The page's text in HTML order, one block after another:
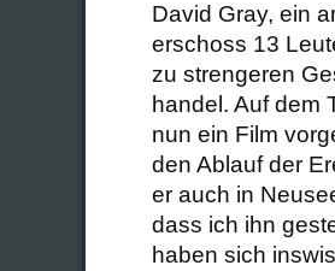
David Gray, ein
erschoss 13
zu strengeren
handel. Auf dem
nun ein Film
den Ablauf der
er auch in
dass ich ihn
haben sich